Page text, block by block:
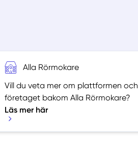
Alla Rörmokare
Vill du veta mer om plattformen och
företaget bakom Alla Rörmokare?
Läs mer här